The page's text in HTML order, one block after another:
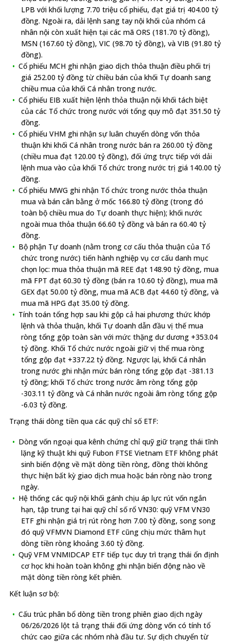
LPB với khối lượng 7.70 triệu cổ phiếu, đạt giá trị 404.00 tỷ
đồng. Ngoài ra, dải lệnh sang tay nội khối của nhóm cá
nhân nội còn xuất hiện tại các mã ORS (181.70 tỷ đồng),
MSN (167.60 tỷ đồng), VIC (98.70 tỷ đồng), và VIB (91.80 tỷ
đồng).
Cổ phiếu MCH ghi nhận giao dịch thỏa thuận điều phối trị
giá 252.00 tỷ đồng từ chiều bán của khối Tự doanh sang
chiều mua của khối Cá nhân trong nước.
Cổ phiếu EIB xuất hiện lệnh thỏa thuận nội khối tách biệt
của các Tổ chức trong nước với tổng quy mô đạt 351.50 tỷ
đồng.
Cổ phiếu VHM ghi nhận sự luân chuyển dòng vốn thỏa
thuận khi khối Cá nhân trong nước bán ra 260.00 tỷ đồng
(chiều mua đạt 120.00 tỷ đồng), đối ứng trực tiếp với dải
lệnh mua vào của khối Tổ chức trong nước trị giá 140.00 tỷ
đồng.
Cổ phiếu MWG ghi nhận Tổ chức trong nước thỏa thuận
mua và bán cân bằng ở mốc 166.80 tỷ đồng (trong đó
toàn bộ chiều mua do Tự doanh thực hiện); khối nước
ngoài mua thỏa thuận 66.60 tỷ đồng và bán ra 60.40 tỷ
đồng.
Bộ phận Tự doanh (nằm trong cơ cấu thỏa thuận của Tổ
chức trong nước) tiến hành nghiệp vụ cơ cấu danh mục
chọn lọc: mua thỏa thuận mã REE đạt 148.90 tỷ đồng, mua
mã FPT đạt 60.30 tỷ đồng (bán ra 10.60 tỷ đồng), mua mã
GEX đạt 50.00 tỷ đồng, mua mã ACB đạt 44.60 tỷ đồng, và
mua mã HPG đạt 35.00 tỷ đồng.
Tính toán tổng hợp sau khi gộp cả hai phương thức khớp
lệnh và thỏa thuận, khối Tự doanh dẫn đầu vị thế mua
ròng tổng gộp toàn sàn với mức thặng dư dương +353.04
tỷ đồng. Khối Tổ chức nước ngoài giữ vị thế mua ròng
tổng gộp đạt +337.22 tỷ đồng. Ngược lại, khối Cá nhân
trong nước ghi nhận mức bán ròng tổng gộp đạt -381.13
tỷ đồng; khối Tổ chức trong nước âm ròng tổng gộp
-303.11 tỷ đồng và Cá nhân nước ngoài âm ròng tổng gộp
-6.03 tỷ đồng.
Trạng thái dòng tiền qua các quỹ chỉ số ETF:
Dòng vốn ngoại qua kênh chứng chỉ quỹ giữ trạng thái tĩnh
lặng kỹ thuật khi quỹ Fubon FTSE Vietnam ETF không phát
sinh biến động về mặt dòng tiền ròng, đồng thời không
thực hiện bất kỳ giao dịch mua hoặc bán ròng nào trong
ngày.
Hệ thống các quỹ nội khối gánh chịu áp lực rút vốn ngắn
hạn, tập trung tại hai quỹ chỉ số rổ VN30: quỹ VFM VN30
ETF ghi nhận giá trị rút ròng hơn 7.00 tỷ đồng, song song
đó quỹ VFMVN Diamond ETF cũng chịu mức thâm hụt
dòng tiền ròng khoảng 3.60 tỷ đồng.
Quỹ VFM VNMIDCAP ETF tiếp tục duy trì trạng thái ổn định
cơ học khi hoàn toàn không ghi nhận biến động nào về
mặt dòng tiền ròng kết phiên.
Kết luận sơ bộ:
Cấu trúc phân bổ dòng tiền trong phiên giao dịch ngày
06/26/2026 lột tả trạng thái đối ứng dòng vốn có tính tổ
chức cao giữa các nhóm nhà đầu tư. Sự dịch chuyển từ